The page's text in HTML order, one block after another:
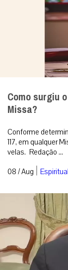
Como surgiu
Missa?
Conforme
117, em qualquer
velas. Redação ...
08 / Aug |